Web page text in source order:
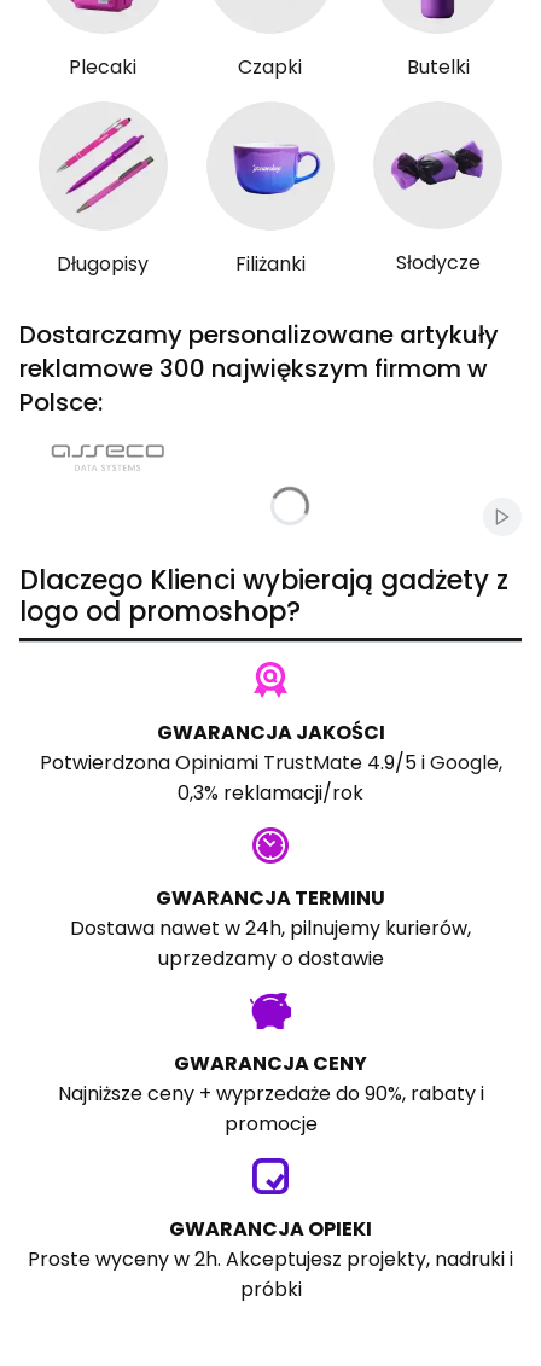
Plecaki Czapki Butelki
Długopisy Filiżanki Słodycze
Dostarczamy personalizowane artykuły
reklamowe 300 największym firmom w
Polsce:
Dlaczego Klienci wybierają gadżety z
logo od promoshop?
GWARANCJA JAKOŚCI
PotwierdzonaOpiniami TrustMate4.9/5 iGoogle,
0,3% reklamacji/rok
GWARANCJA TERMINU
Dostawa nawet w 24h, pilnujemy kurierów,
uprzedzamy o dostawie
GWARANCJA CENY
Najniższe ceny + wyprzedaże do 90%, rabaty i
promocje
GWARANCJA OPIEKI
Proste wyceny w 2h. Akceptujesz projekty, nadruki i
próbki